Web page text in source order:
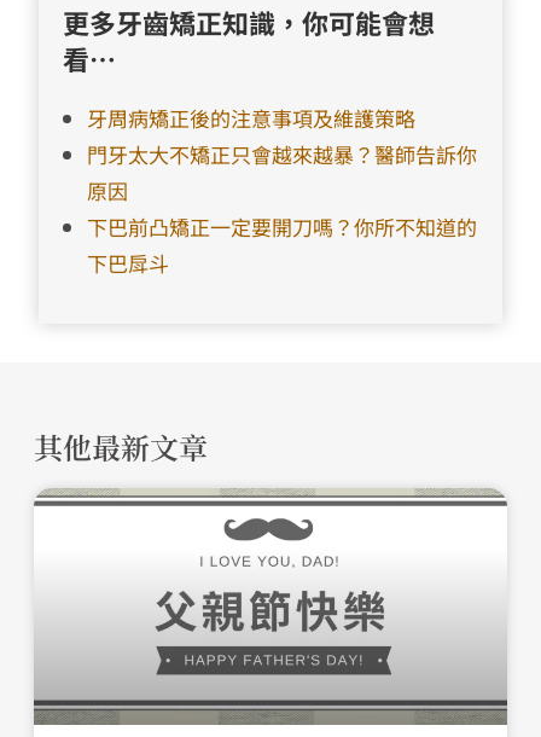
更多牙齒矯正知識，你可能會想
看…
牙周病矯正後的注意事項及維護策略
門牙太大不矯正只會越來越暴？醫師告訴你
原因
下巴前凸矯正一定要開刀嗎？你所不知道的
下巴戽斗
其他最新文章